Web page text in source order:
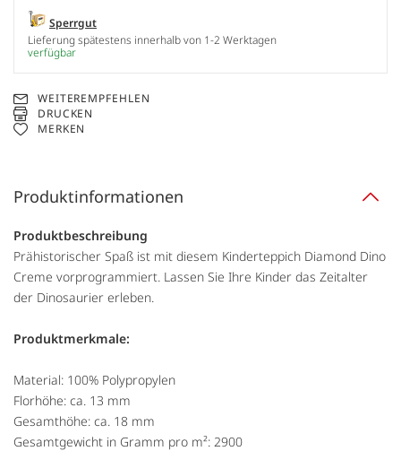
Sperrgut
Lieferung spätestens innerhalb von 1-2 Werktagen
verfügbar
WEITEREMPFEHLEN
DRUCKEN
MERKEN
Produktinformationen
Produktbeschreibung
Prähistorischer Spaß ist mit diesem Kinderteppich Diamond Dino
Creme vorprogrammiert. Lassen Sie Ihre Kinder das Zeitalter
der Dinosaurier erleben.
Produktmerkmale:
Material: 100% Polypropylen
Florhöhe: ca. 13 mm
Gesamthöhe: ca. 18 mm
Gesamtgewicht in Gramm pro m²: 2900